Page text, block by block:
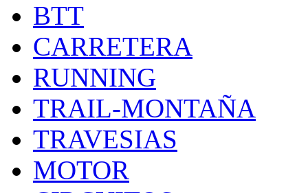
BTT
CARRETERA
RUNNING
TRAIL-MONTAÑA
TRAVESIAS
MOTOR